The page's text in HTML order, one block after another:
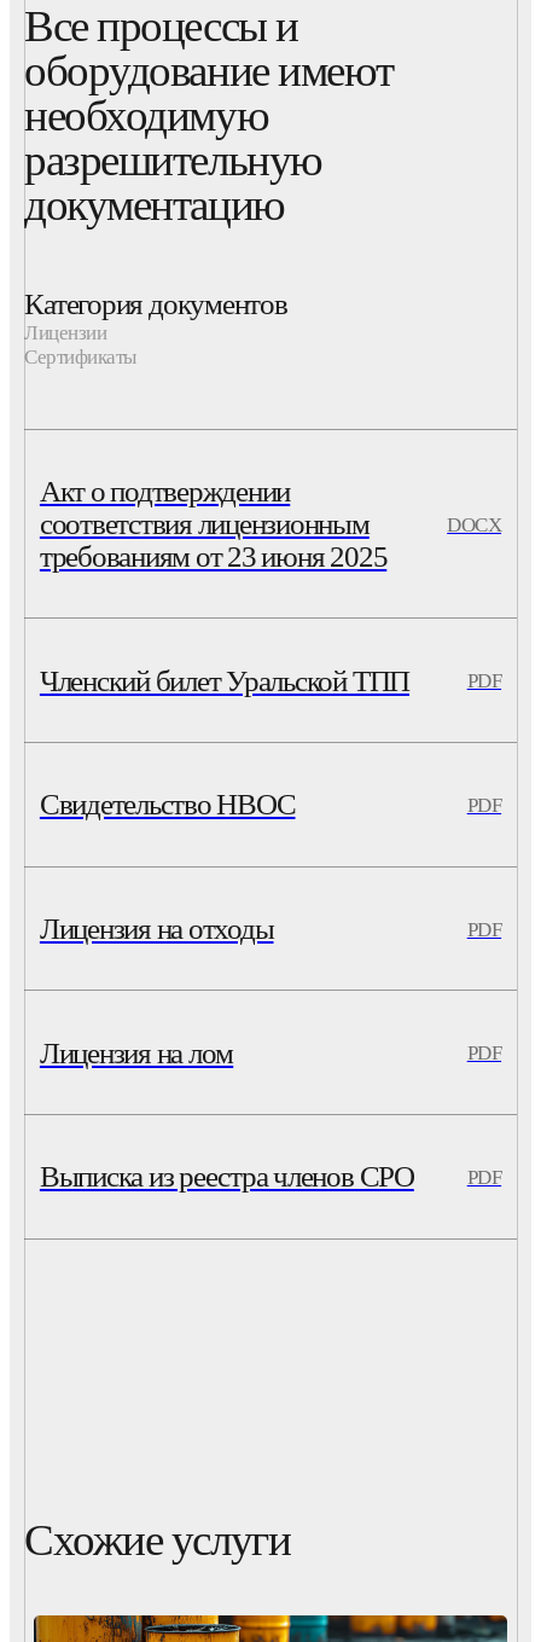
Все процессы и
оборудование имеют
необходимую
разрешительную
документацию
Категория документов
Лицензии
Сертификаты
Акт о подтверждении
соответствия лицензионным
требованиям от 23 июня 2025
DOCX
Членский билет Уральской ТПП PDF
Свидетельство НВОС PDF
Лицензия на отходы PDF
Лицензия на лом PDF
Выписка из реестра членов СРО PDF
Схожие услуги